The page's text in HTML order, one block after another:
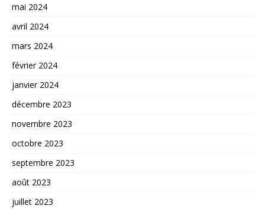
mai 2024
avril 2024
mars 2024
février 2024
janvier 2024
décembre 2023
novembre 2023
octobre 2023
septembre 2023
août 2023
juillet 2023